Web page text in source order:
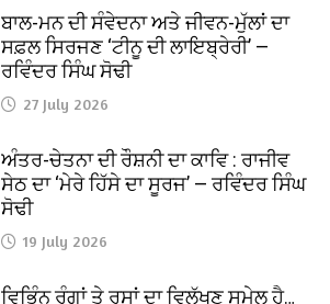
ਬਾਲ-ਮਨ ਦੀ ਸੰਵੇਦਨਾ ਅਤੇ ਜੀਵਨ-ਮੁੱਲਾਂ ਦਾ
ਸਫ਼ਲ ਸਿਰਜਣ ‘ਟੀਨੂ ਦੀ ਲਾਇਬ੍ਰੇਰੀ’ —
ਰਵਿੰਦਰ ਸਿੰਘ ਸੋਢੀ
27 July 2026
ਅੰਤਰ-ਚੇਤਨਾ ਦੀ ਰੌਸ਼ਨੀ ਦਾ ਕਾਵਿ : ਰਾਜੀਵ
ਸੇਠ ਦਾ ‘ਮੇਰੇ ਹਿੱਸੇ ਦਾ ਸੂਰਜ’ — ਰਵਿੰਦਰ ਸਿੰਘ
ਸੋਢੀ
19 July 2026
ਵਿਭਿੰਨ ਰੰਗਾਂ ਤੇ ਰਸਾਂ ਦਾ ਵਿਲੱਖਣ ਸੁਮੇਲ ਹੈ…